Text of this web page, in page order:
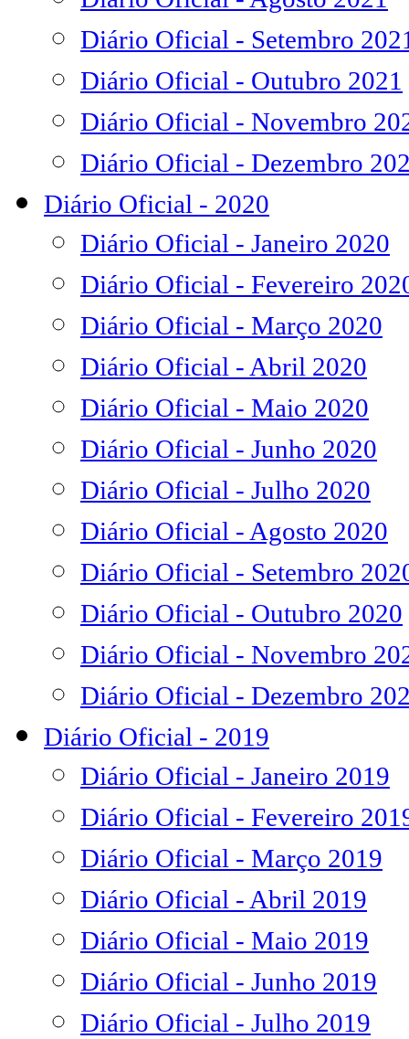
Diário Oficial - Setembro
Diário Oficial - Outubro 2021
Diário Oficial - Novembro
Diário Oficial - Dezembro
Diário Oficial - 2020
Diário Oficial - Janeiro 2020
Diário Oficial - Fevereiro
Diário Oficial - Março 2020
Diário Oficial - Abril 2020
Diário Oficial - Maio 2020
Diário Oficial - Junho 2020
Diário Oficial - Julho 2020
Diário Oficial - Agosto 2020
Diário Oficial - Setembro
Diário Oficial - Outubro 2020
Diário Oficial - Novembro
Diário Oficial - Dezembro
Diário Oficial - 2019
Diário Oficial - Janeiro 2019
Diário Oficial - Fevereiro
Diário Oficial - Março 2019
Diário Oficial - Abril 2019
Diário Oficial - Maio 2019
Diário Oficial - Junho 2019
Diário Oficial - Julho 2019